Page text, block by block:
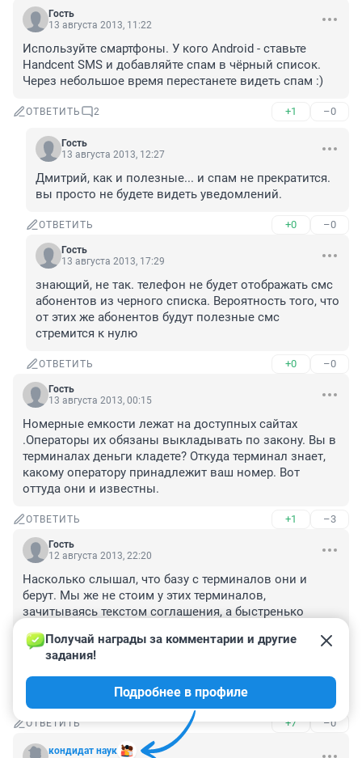
Гость
13 августа 2013, 11:22
Используйте смартфоны. У кого Android - ставьте
Handcent SMS и добавляйте спам в чёрный список.
Через небольшое время перестанете видеть спам :)
ОТВЕТИТЬ 2 +1 –0
Гость
13 августа 2013, 12:27
Дмитрий, как и полезные... и спам не прекратится.
вы просто не будете видеть уведомлений.
ОТВЕТИТЬ +0 –0
Гость
13 августа 2013, 17:29
знающий, не так. телефон не будет отображать смс
абонентов из черного списка. Вероятность того, что
от этих же абонентов будут полезные смс
стремится к нулю
ОТВЕТИТЬ +0 –0
Гость
13 августа 2013, 00:15
Номерные емкости лежат на доступных сайтах
.Операторы их обязаны выкладывать по закону. Вы в
терминалах деньги кладете? Откуда терминал знает,
какому оператору принадлежит ваш номер. Вот
оттуда они и известны.
ОТВЕТИТЬ +1 –3
Гость
12 августа 2013, 22:20
Насколько слышал, что базу с терминалов они и
берут. Мы же не стоим у этих терминалов,
зачитываясь текстом соглашения, а быстренько
задолбала реклама распродажи пуховиков на
Жукова... По-моему, уже года два, как эта распродажа/
ликвидация магазина... А я поменял три номера за
ОТВЕТИТЬ +7 –0
кондидат наук
Получай награды за комментарии и другие
задания!
Подробнее в профиле